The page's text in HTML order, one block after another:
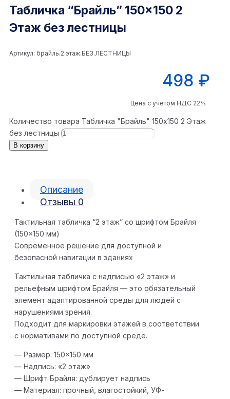
Табличка “Брайль” 150×150 2
Этаж без лестницы
Артикул: брайль.2.этаж.БЕЗ.ЛЕСТНИЦЫ
498 ₽
Цена с учётом НДС 22%
Количество товара Табличка "Брайль" 150x150 2 Этаж
без лестницы
В корзину
Описание
Отзывы 0
Тактильная табличка “2 этаж” со шрифтом Брайля
(150×150 мм)
Современное решение для доступной и
безопасной навигации в зданиях
Тактильная табличка с надписью «2 этаж» и
рельефным шрифтом Брайля — это обязательный
элемент адаптированной среды для людей с
нарушениями зрения.
Подходит для маркировки этажей в соответствии
с нормативами по доступной среде.
— Размер: 150×150 мм
— Надпись: «2 этаж»
— Шрифт Брайля: дублирует надпись
— Материал: прочный, влагостойкий, УФ-